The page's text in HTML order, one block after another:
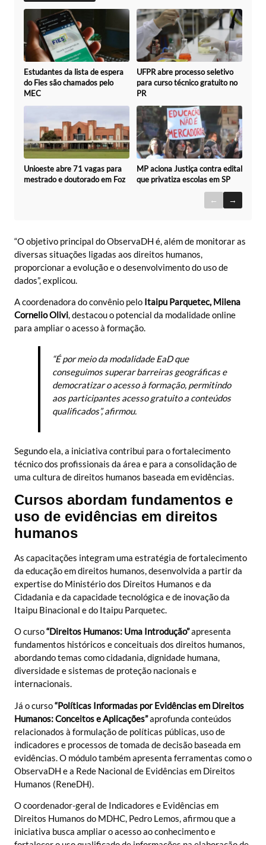
Estudantes da lista de espera
do Fies são chamados pelo
MEC
UFPR abre processo seletivo
para curso técnico gratuito no
PR
Unioeste abre 71 vagas para
mestrado e doutorado em Foz
MP aciona Justiça contra edital
que privatiza escolas em SP
← →
“O objetivo principal do ObservaDH é, além de monitorar as
diversas situações ligadas aos direitos humanos,
proporcionar a evolução e o desenvolvimento do uso de
dados”, explicou.
A coordenadora do convênio pelo Itaipu Parquetec, Milena
Cornelio Olivi, destacou o potencial da modalidade online
para ampliar o acesso à formação.
“É por meio da modalidade EaD que
conseguimos superar barreiras geográficas e
democratizar o acesso à formação, permitindo
aos participantes acesso gratuito a conteúdos
qualificados”, afirmou.
Segundo ela, a iniciativa contribui para o fortalecimento
técnico dos profissionais da área e para a consolidação de
uma cultura de direitos humanos baseada em evidências.
Cursos abordam fundamentos e
uso de evidências em direitos
humanos
As capacitações integram uma estratégia de fortalecimento
da educação em direitos humanos, desenvolvida a partir da
expertise do Ministério dos Direitos Humanos e da
Cidadania e da capacidade tecnológica e de inovação da
Itaipu Binacional e do Itaipu Parquetec.
O curso“Direitos Humanos: Uma Introdução”apresenta
fundamentos históricos e conceituais dos direitos humanos,
abordando temas como cidadania, dignidade humana,
diversidade e sistemas de proteção nacionais e
internacionais.
Já o curso“Políticas Informadas por Evidências em Direitos
Humanos: Conceitos e Aplicações”aprofunda conteúdos
relacionados à formulação de políticas públicas, uso de
indicadores e processos de tomada de decisão baseada em
evidências. O módulo também apresenta ferramentas como o
ObservaDH e a Rede Nacional de Evidências em Direitos
Humanos (ReneDH).
O coordenador-geral de Indicadores e Evidências em
Direitos Humanos do MDHC, Pedro Lemos, afirmou que a
iniciativa busca ampliar o acesso ao conhecimento e